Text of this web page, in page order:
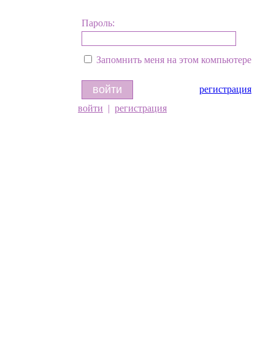
Пароль:
Запомнить меня на этом компьютере
регистрация
войти | регистрация